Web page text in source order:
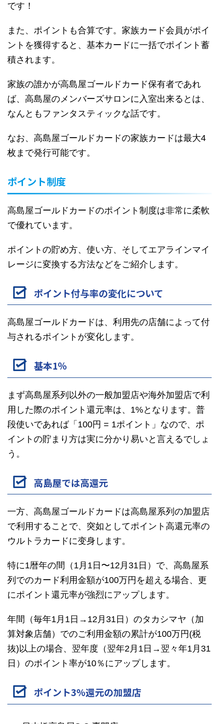
です！
また、ポイントも合算です。家族カード会員がポイ
ントを獲得すると、基本カードに一括でポイント蓄
積されます。
家族の誰かが高島屋ゴールドカード保有者であれ
ば、高島屋のメンバーズサロンに入室出来るとは、
なんともファンタスティックな話です。
なお、高島屋ゴールドカードの家族カードは最大4
枚まで発行可能です。
ポイント制度
高島屋ゴールドカードのポイント制度は非常に柔軟
で優れています。
ポイントの貯め方、使い方、そしてエアラインマイ
レージに変換する方法などをご紹介します。
ポイント付与率の変化について
高島屋ゴールドカードは、利用先の店舗によって付
与されるポイントが変化します。
基本1％
まず高島屋系列以外の一般加盟店や海外加盟店で利
用した際のポイント還元率は、1%となります。普
段使いであれば「100円 = 1ポイント」なので、ポ
イントの貯まり方は実に分かり易いと言えるでしょ
う。
高島屋では高還元
一方、高島屋ゴールドカードは高島屋系列の加盟店
で利用することで、突如としてポイント高還元率の
ウルトラカードに变身します。
特に1暦年の間（1月1日〜12月31日）で、高島屋系
列でのカード利用金額が100万円を超える場合、更
にポイント還元率が強烈にアップします。
年間（毎年1月1日→12月31日）のタカシマヤ（加
算対象店舗）でのご利用金額の累計が100万円(税
抜)以上の場合、翌年度（翌年2月1日→翌々年1月31
日）のポイント率が10％にアップします。
ポイント3%還元の加盟店